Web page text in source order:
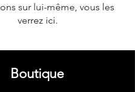
sur lui-même, vous les
verrez ici.
Boutique